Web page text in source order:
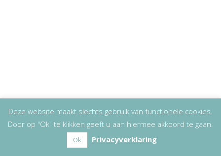
Deze website maakt slechts gebruik van functionele cookies.
Door op "Ok" te klikken geeft u aan hiermee akkoord te gaan.
Ok Privacyverklaring